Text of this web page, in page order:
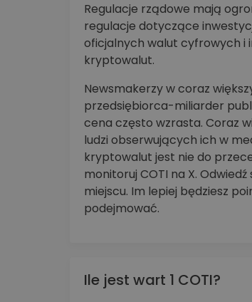
Regulacje rządowe mają
regulacje dotyczące
oficjalnych walut cyfrowych i
kryptowalut.
Newsmakerzy w coraz
przedsiębiorca-miliarder
cena często wzrasta. Coraz
ludzi obserwujących ich w
kryptowalut jest nie do
monitoruj COTI na X.
miejscu. Im lepiej będziesz
podejmować.
Ile jest wart 1 COTI?